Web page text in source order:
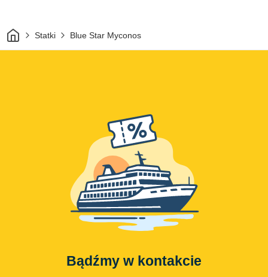
DomStatki Blue Star Myconos
Bądźmy w kontakcie